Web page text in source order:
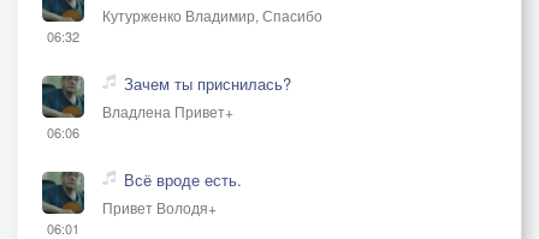
06:32
Кутурженко Владимир, Спасибо
06:06
Зачем ты приснилась?
Владлена Привет+
06:01
Всё вроде есть.
Привет Володя+